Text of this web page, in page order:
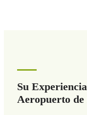
Su
Aeropuerto